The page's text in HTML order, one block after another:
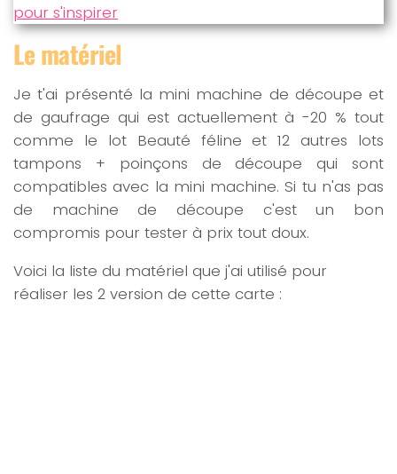
Le matériel
Je t'ai présenté la mini machine de découpe et
de gaufrage qui est actuellement à -20 % tout
comme le lot Beauté féline et 12 autres lots
tampons + poinçons de découpe qui sont
compatibles avec la mini machine. Si tu n'as pas
de machine de découpe c'est un bon
compromis pour tester à prix tout doux.
Voici la liste du matériel que j'ai utilisé pour
réaliser les 2 version de cette carte :